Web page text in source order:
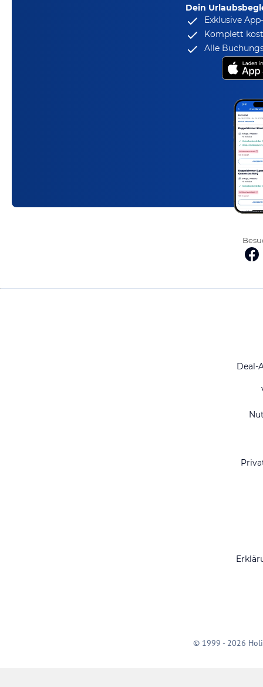
Dein
Exklusive
Komplett
Alle
Deal-
© 1999 - 2026